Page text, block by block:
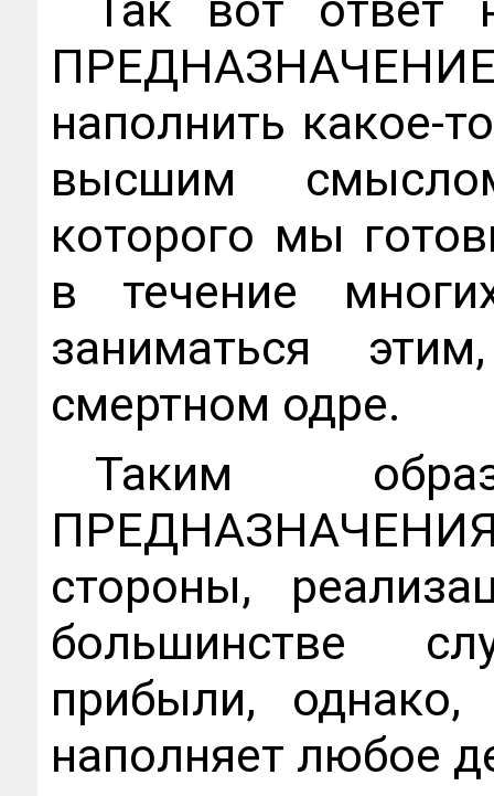
наполнить
высшим
которого мы
в течение
заниматься
смертном одре.
Таким
стороны,
большинстве
прибыли,
наполняет любое